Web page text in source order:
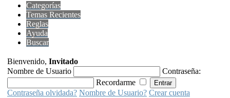
Categorías
Temas Recientes
Reglas
Ayuda
Buscar
Bienvenido, Invitado
Nombre de Usuario
Contraseña:
Recordarme
Contraseña olvidada? Nombre de Usuario? Crear cuenta